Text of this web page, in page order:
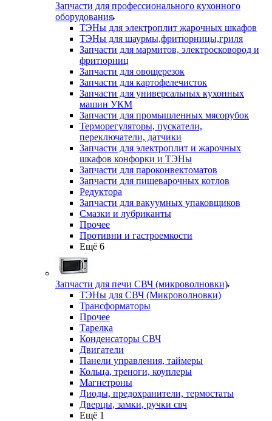
Запчасти для профессионального кухонного
оборудования
ТЭНы для электроплит жарочных шкафов
ТЭНы для шаурмы,фритюрницы,гриля
Запчасти для мармитов, электросковород и
фритюрниц
Запчасти для овощерезок
Запчасти для картофелечисток
Запчасти для универсальных кухонных
машин УКМ
Запчасти для промышленных мясорубок
Терморегуляторы, пускатели,
переключатели, датчики
Запчасти для электроплит и жарочных
шкафов конфорки и ТЭНы
Запчасти для пароконвектоматов
Запчасти для пищеварочных котлов
Редуктора
Запчасти для вакуумных упаковщиков
Смазки и лубриканты
Прочее
Противни и гастроемкости
Ещё 6
Запчасти для печи СВЧ (микроволновки)
ТЭНы для СВЧ (Микроволновки)
Трансформаторы
Прочее
Тарелка
Конденсаторы СВЧ
Двигатели
Панели управления, таймеры
Кольца, треноги, коуплеры
Магнетроны
Диоды, предохранители, термостаты
Дверцы, замки, ручки свч
Ещё 1